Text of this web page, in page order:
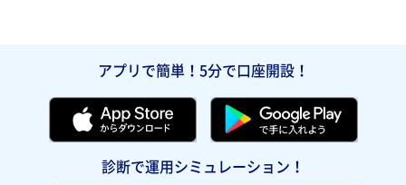
アプリで簡単！5分で口座開設！
診断で運用シミュレーション！